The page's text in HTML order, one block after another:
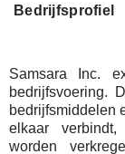
Bedrijfsprofiel
Samsara Inc.
bedrijfsvoering.
bedrijfsmiddelen
elkaar
worden